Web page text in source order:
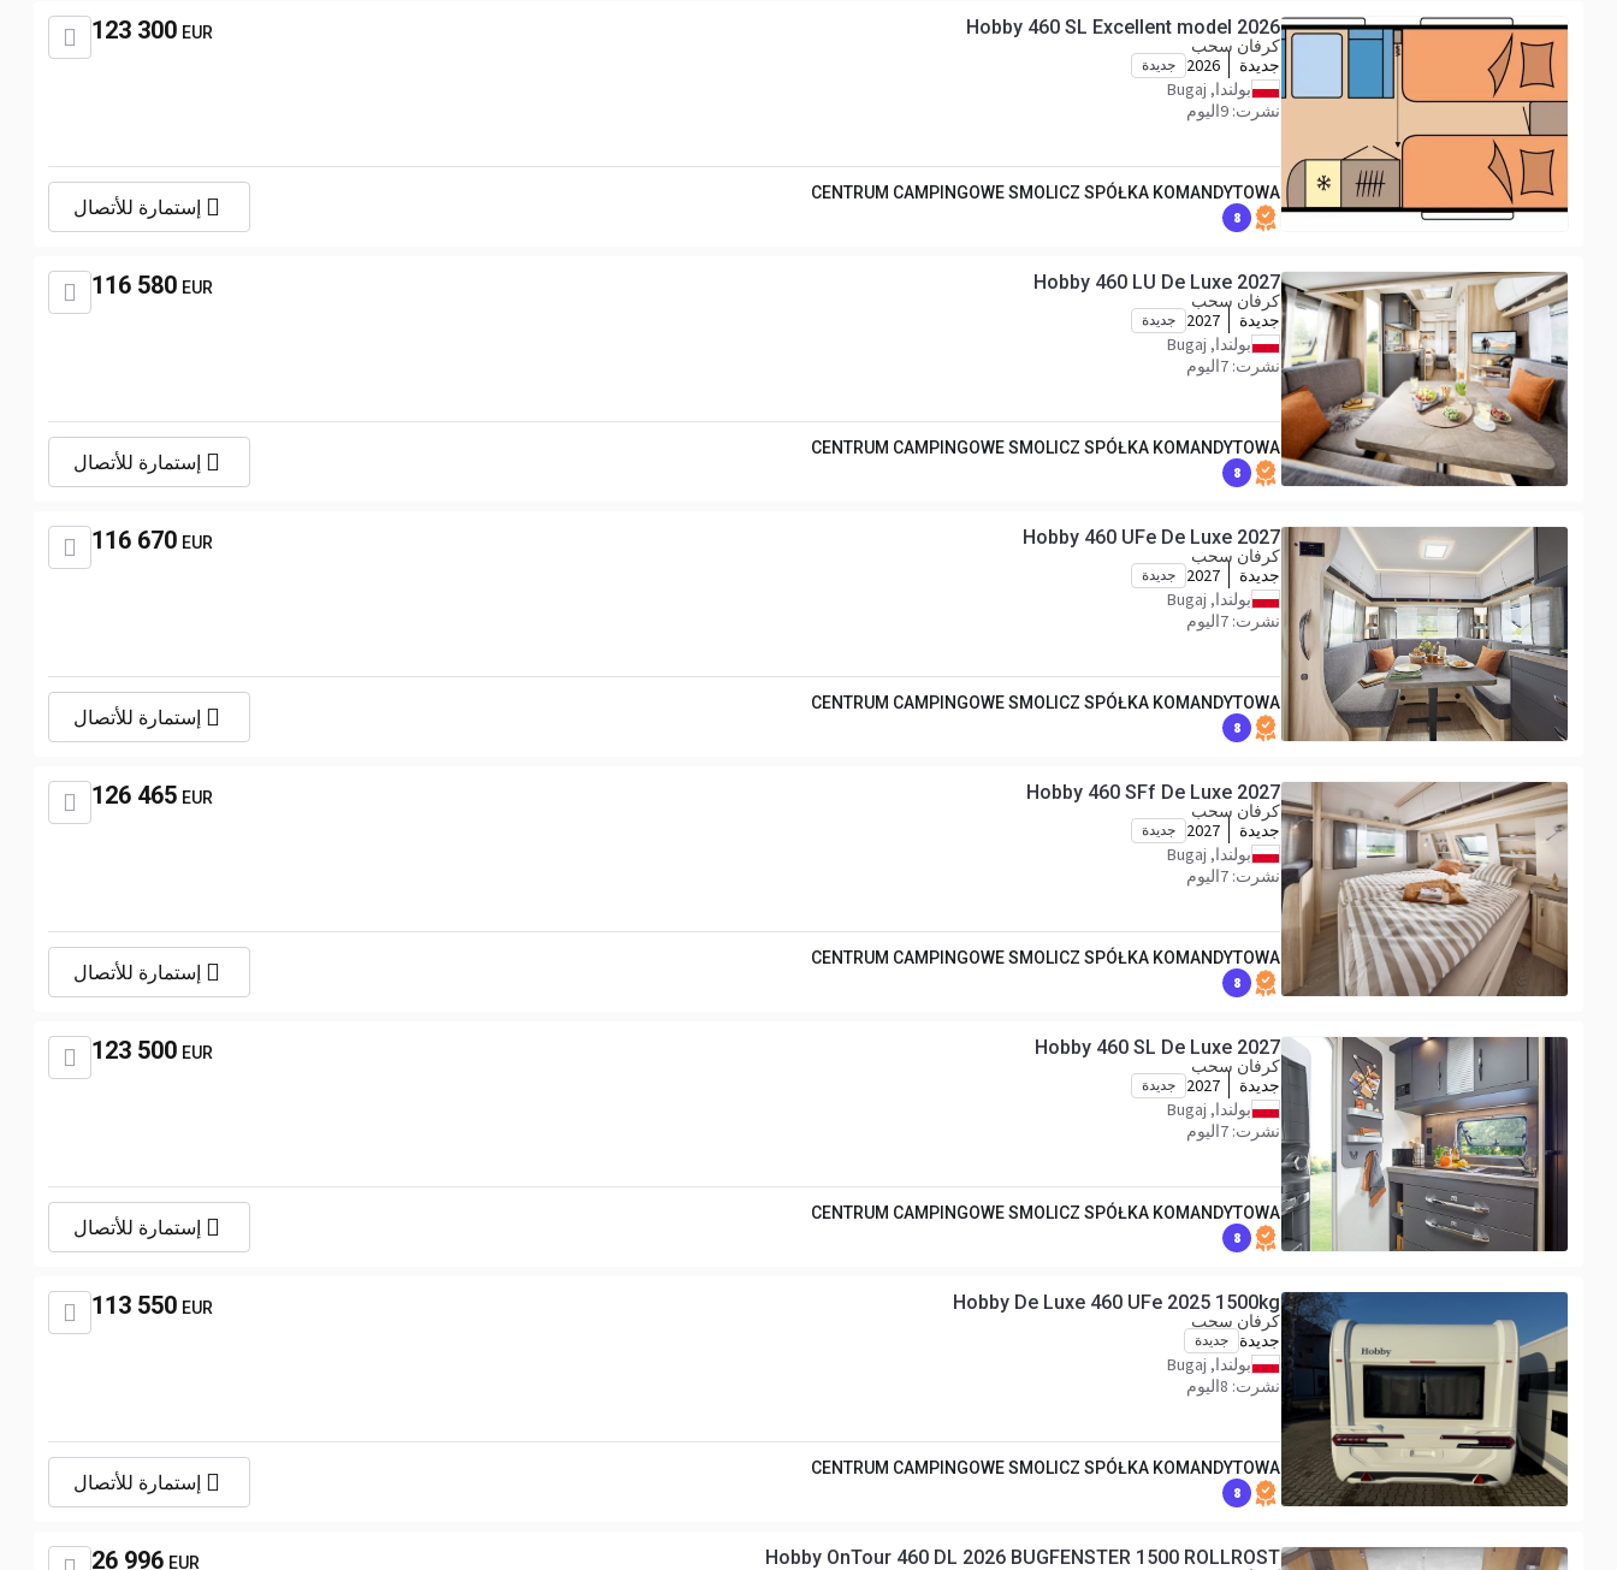
Hobby 460 SL Excellent model 2026
كرفان سحب
جديدة
2026 جديدة
بولندا, Bugaj
نشرت: 9اليوم
123 300 EUR
CENTRUM CAMPINGOWE SMOLICZ SPÓŁKA KOMANDYTOWA
8 إستمارة للأتصال
Hobby 460 LU De Luxe 2027
كرفان سحب
جديدة
2027 جديدة
بولندا, Bugaj
نشرت: 7اليوم
116 580 EUR
CENTRUM CAMPINGOWE SMOLICZ SPÓŁKA KOMANDYTOWA
8 إستمارة للأتصال
Hobby 460 UFe De Luxe 2027
كرفان سحب
جديدة
2027 جديدة
بولندا, Bugaj
نشرت: 7اليوم
116 670 EUR
CENTRUM CAMPINGOWE SMOLICZ SPÓŁKA KOMANDYTOWA
8 إستمارة للأتصال
Hobby 460 SFf De Luxe 2027
كرفان سحب
جديدة
2027 جديدة
بولندا, Bugaj
نشرت: 7اليوم
126 465 EUR
CENTRUM CAMPINGOWE SMOLICZ SPÓŁKA KOMANDYTOWA
8 إستمارة للأتصال
Hobby 460 SL De Luxe 2027
كرفان سحب
جديدة
2027 جديدة
بولندا, Bugaj
نشرت: 7اليوم
123 500 EUR
CENTRUM CAMPINGOWE SMOLICZ SPÓŁKA KOMANDYTOWA
8 إستمارة للأتصال
Hobby De Luxe 460 UFe 2025 1500kg
كرفان سحب
جديدة
جديدة
بولندا, Bugaj
نشرت: 8اليوم
113 550 EUR
CENTRUM CAMPINGOWE SMOLICZ SPÓŁKA KOMANDYTOWA
8 إستمارة للأتصال
Hobby OnTour 460 DL 2026 BUGFENSTER 1500 ROLLROST
26 996 EUR